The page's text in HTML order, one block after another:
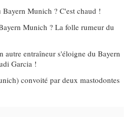
Munich ? C'est chaud !
Munich ? La folle rumeur du
autre entraîneur s'éloigne du Bayern
Garcia !
convoité par deux mastodontes